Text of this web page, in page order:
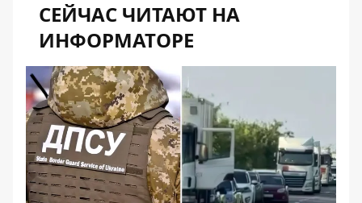
СЕЙЧАС ЧИТАЮТ НА
ИНФОРМАТОРЕ